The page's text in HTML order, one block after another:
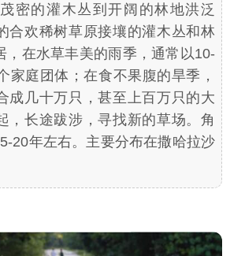
密的灌木丛到开阔的林地洪泛
合欢稀树草原接壤的灌木丛和林
，在水草丰美的雨季，通常以10-
家庭团体；在食不果腹的旱季，
成几十万只，甚至上百万只的大
，长途跋涉，寻找新的草场。角
20年左右。主要分布在撒哈拉沙